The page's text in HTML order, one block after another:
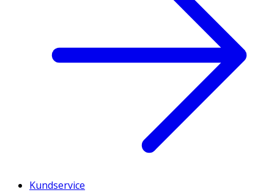
Kundservice